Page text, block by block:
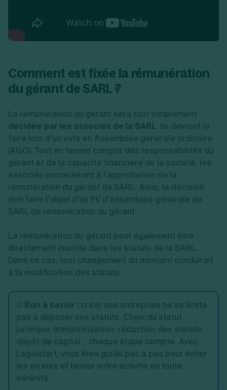
Comment est fixée la rémunération
du gérant de SARL ?
La rémunération du gérant sera tout simplement
décidée par les associés de la SARL. Ils devront le
faire lors d’un vote en Assemblée générale ordinaire
(AGO). Tout en tenant compte des responsabilités du
gérant et de la capacité financière de la société, les
associés procéderont à l’approbation de la
rémunération du gérant de SARL. Ainsi, la décision
doit faire l’objet d’un PV d’assemblée générale de
SARL de rémunération du gérant.
La rémunération du gérant peut également être
directement inscrite dans les statuts de la SARL.
Dans ce cas, tout changement du montant conduirait
à la modification des statuts.
Bon à savoir : créer une entreprise ne se limite
pas à déposer ses statuts. Choix du statut
juridique, immatriculation, rédaction des statuts,
dépôt de capital... chaque étape compte. Avec
Legalstart, vous êtes guidé pas à pas pour éviter
les erreurs et lancer votre activité en toute
sérénité.